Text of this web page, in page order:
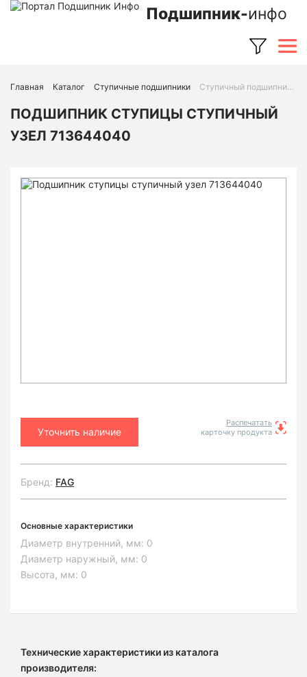
Подшипник-инфо
Главная Каталог Ступичные подшипники Ступичный подшипник 713644040 (FAG)
ПОДШИПНИК СТУПИЦЫ СТУПИЧНЫЙ
УЗЕЛ 713644040
Уточнить наличие
Распечатать
карточку продукта
Бренд: FAG
Основные характеристики
Диаметр внутренний, мм: 0
Диаметр наружный, мм: 0
Высота, мм: 0
Технические характеристики из каталога
производителя: